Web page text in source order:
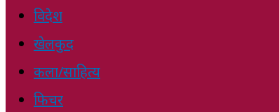
विदेश
खेलकुद
कला/साहित्य
फिचर